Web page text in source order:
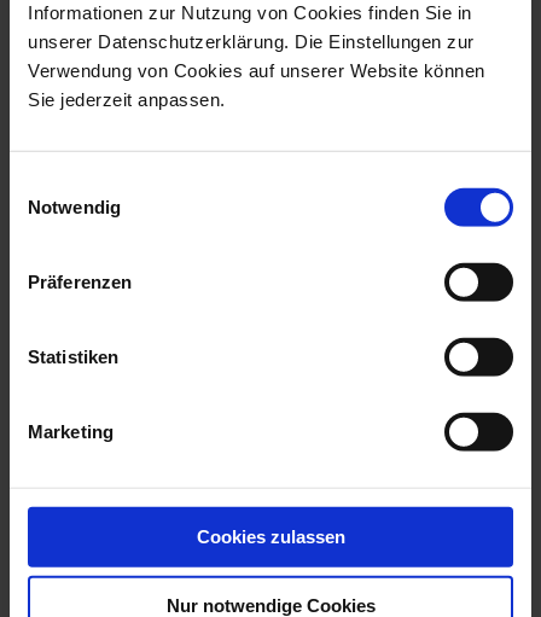
Informationen zur Nutzung von Cookies finden Sie in
unserer Datenschutzerklärung. Die Einstellungen zur
Verwendung von Cookies auf unserer Website können
Sie jederzeit anpassen.
Notwendig
Präferenzen
Statistiken
Marketing
Cookies zulassen
Nur notwendige Cookies
Pendant Heart Medium,
Available
Pendant Swinging Heart,
more products from the